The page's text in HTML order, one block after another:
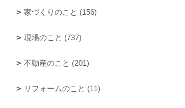
家づくりのこと (156)
現場のこと (737)
不動産のこと (201)
リフォームのこと (11)